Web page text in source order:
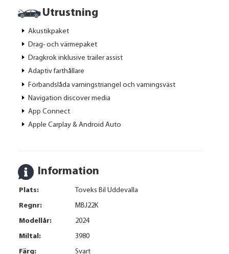
Utrustning
Akustikpaket
Drag- och värmepaket
Dragkrok inklusive trailer assist
Adaptiv farthållare
Förbandslåda varningstriangel och varningsväst
Navigation discover media
App Connect
Apple Carplay & Android Auto
Information
Plats:
Toveks Bil Uddevalla
Regnr:
MBJ22K
Modellår:
2024
Miltal:
3980
Färg:
Svart